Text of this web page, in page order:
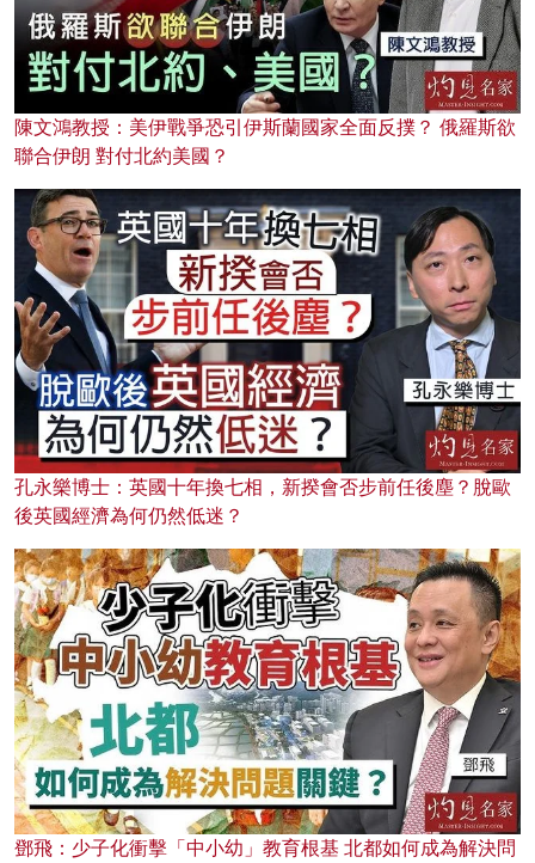
陳文鴻教授：美伊戰爭恐引伊斯蘭國家全面反撲？ 俄羅斯欲
聯合伊朗 對付北約美國？
孔永樂博士：英國十年換七相，新揆會否步前任後塵？脫歐
後英國經濟為何仍然低迷？
鄧飛：少子化衝擊「中小幼」教育根基 北都如何成為解決問